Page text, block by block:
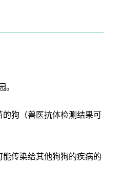
。
狗（兽医抗体检测结果可
传染给其他狗狗的疾病的